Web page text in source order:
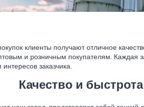
клиенты получают отличное
и розничным покупателям. Каждая
заказчика.
Качество и